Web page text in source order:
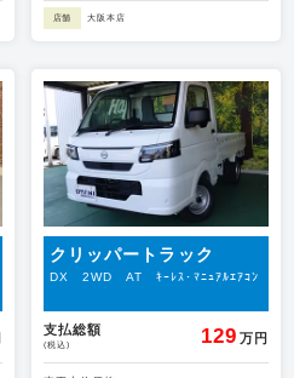
店舗 大阪本店
クリッパートラック
DX 2WD AT ｷｰﾚｽ･ﾏﾆｭｱﾙｴｱｺﾝ
支払総額
(税込) 129 万円